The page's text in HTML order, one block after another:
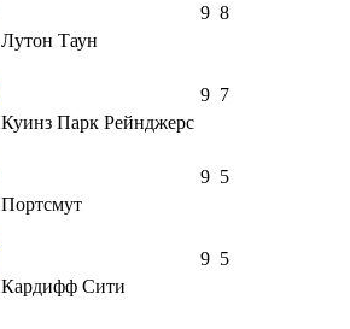
Лутон Таун
9 8
Куинз Парк Рейнджерс
9 7
Портсмут
9 5
Кардифф Сити
9 5